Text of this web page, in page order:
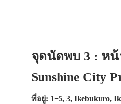
จุดนัดพบ 3 : หน้
Sunshine City
ที่อยู่: 1−5, 3, Ikebukuro,